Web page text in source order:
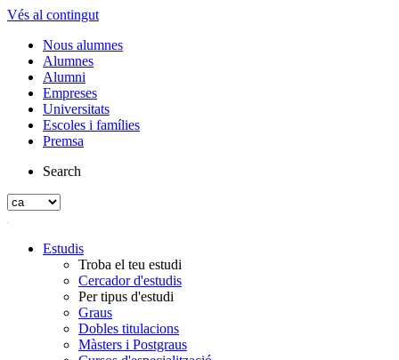
Vés al contingut
Nous alumnes
Alumnes
Alumni
Empreses
Universitats
Escoles i famílies
Premsa
Search
Estudis
Troba el teu estudi
Cercador d'estudis
Per tipus d'estudi
Graus
Dobles titulacions
Màsters i Postgraus